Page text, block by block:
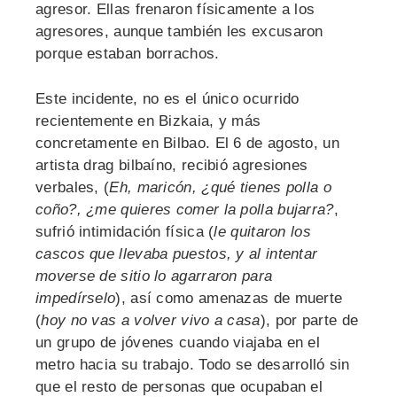
agresor. Ellas frenaron físicamente a los
agresores, aunque también les excusaron
porque estaban borrachos.
Este incidente, no es el único ocurrido
recientemente en Bizkaia, y más
concretamente en Bilbao. El 6 de agosto, un
artista drag bilbaíno, recibió agresiones
verbales, (Eh, maricón, ¿qué tienes polla o
coño?, ¿me quieres comer la polla bujarra?,
sufrió intimidación física (le quitaron los
cascos que llevaba puestos, y al intentar
moverse de sitio lo agarraron para
impedírselo), así como amenazas de muerte
(hoy no vas a volver vivo a casa), por parte de
un grupo de jóvenes cuando viajaba en el
metro hacia su trabajo. Todo se desarrolló sin
que el resto de personas que ocupaban el